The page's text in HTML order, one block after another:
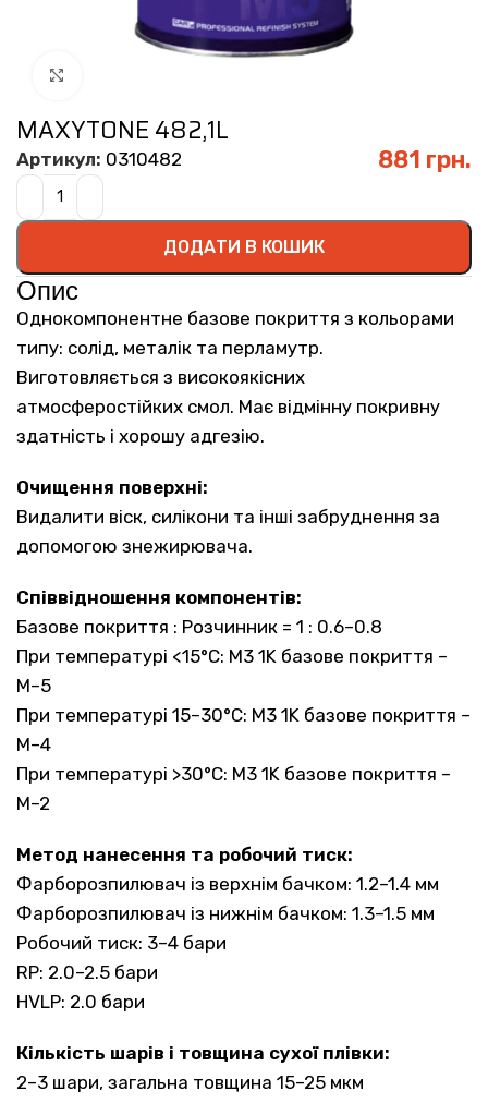
MAXYTONE 482,1L
Артикул: 0310482 881 грн.
ДОДАТИ В КОШИК
Опис
Однокомпонентне базове покриття з кольорами
типу: солід, металік та перламутр.
Виготовляється з високоякісних
атмосферостійких смол. Має відмінну покривну
здатність і хорошу адгезію.
Очищення поверхні:
Видалити віск, силікони та інші забруднення за
допомогою знежирювача.
Співвідношення компонентів:
Базове покриття : Розчинник = 1 : 0.6–0.8
При температурі <15°C: M3 1K базове покриття –
M–5
При температурі 15–30°C: M3 1K базове покриття –
M–4
При температурі >30°C: M3 1K базове покриття –
M–2
Метод нанесення та робочий тиск:
Фарборозпилювач із верхнім бачком: 1.2–1.4 мм
Фарборозпилювач із нижнім бачком: 1.3–1.5 мм
Робочий тиск: 3–4 бари
RP: 2.0–2.5 бари
HVLP: 2.0 бари
Кількість шарів і товщина сухої плівки:
2–3 шари, загальна товщина 15–25 мкм